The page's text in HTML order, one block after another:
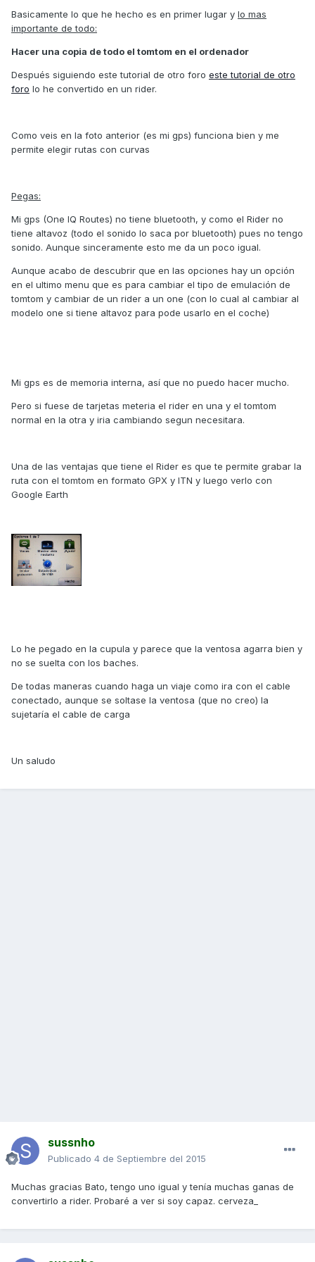
Basicamente lo que he hecho es en primer lugar y lo mas
importante de todo:
Hacer una copia de todo el tomtom en el ordenador
Después siguiendo este tutorial de otro foro este tutorial de otro
foro lo he convertido en un rider.
Como veis en la foto anterior (es mi gps) funciona bien y me
permite elegir rutas con curvas
Pegas:
Mi gps (One IQ Routes) no tiene bluetooth, y como el Rider no
tiene altavoz (todo el sonido lo saca por bluetooth) pues no tengo
sonido. Aunque sinceramente esto me da un poco igual.
Aunque acabo de descubrir que en las opciones hay un opción
en el ultimo menu que es para cambiar el tipo de emulación de
tomtom y cambiar de un rider a un one (con lo cual al cambiar al
modelo one si tiene altavoz para pode usarlo en el coche)
Mi gps es de memoria interna, así que no puedo hacer mucho.
Pero si fuese de tarjetas meteria el rider en una y el tomtom
normal en la otra y iria cambiando segun necesitara.
Una de las ventajas que tiene el Rider es que te permite grabar la
ruta con el tomtom en formato GPX y ITN y luego verlo con
Google Earth
Lo he pegado en la cupula y parece que la ventosa agarra bien y
no se suelta con los baches.
De todas maneras cuando haga un viaje como ira con el cable
conectado, aunque se soltase la ventosa (que no creo) la
sujetaría el cable de carga
Un saludo
sussnho
Publicado 4 de Septiembre del 2015
Muchas gracias Bato, tengo uno igual y tenía muchas ganas de
convertirlo a rider. Probaré a ver si soy capaz. cerveza_